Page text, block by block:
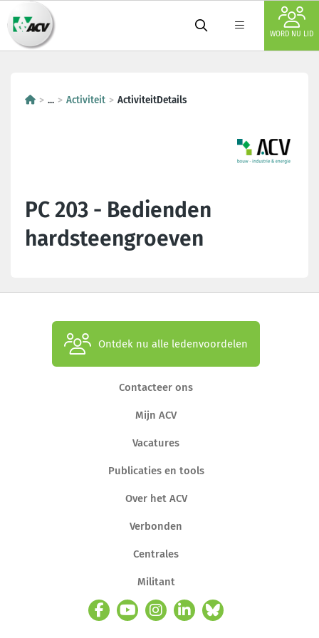
WORD NU LID
... Activiteit ActiviteitDetails
PC 203 - Bedienden
hardsteengroeven
Ontdek nu alle ledenvoordelen
Contacteer ons
Mijn ACV
Vacatures
Publicaties en tools
Over het ACV
Verbonden
Centrales
Militant